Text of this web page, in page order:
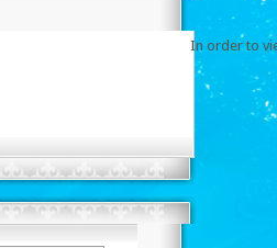
In order to